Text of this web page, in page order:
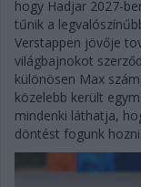
hogy Hadjar 2027-
tűnik a
Verstappen jövője
világbajnokot
különösen Max
közelebb került
mindenki láthatja,
döntést fogunk